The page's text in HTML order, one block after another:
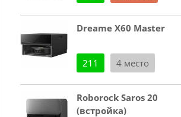
Dreame X60 Master
211 4 место
Roborock Saros 20
(встройка)